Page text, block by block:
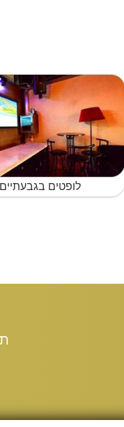
לופטים בגבעתיים